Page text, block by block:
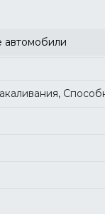
автомобили